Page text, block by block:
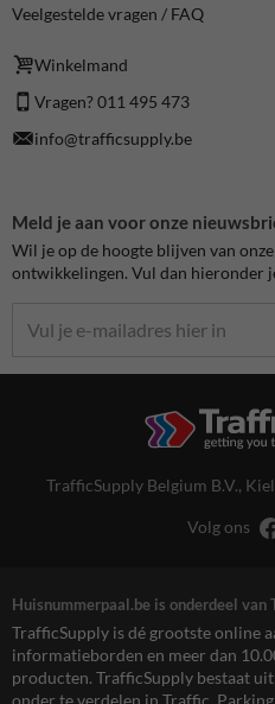
Veelgestelde vragen / FAQ
Winkelmand
Vragen? 011 495 473
info@trafficsupply.be
Meld je aan voor onze
Wil je op de hoogte blijven van
ontwikkelingen. Vul dan hieronder
TrafficSupply Belgium B.V.,
Volg ons
Huisnummerpaal.be is onderdeel van
TrafficSupply is dé grootste online
informatieborden en meer dan
producten. TrafficSupply bestaat
onder te verdelen in Traffic,